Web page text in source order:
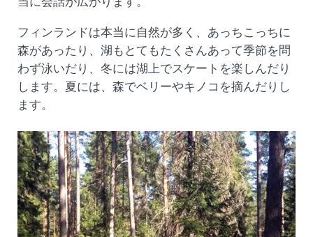
フィンランドは本当に自然が多く、あっちこっちに
森があったり、湖もとてもたくさんあって季節を問
わず泳いだり、冬には湖上でスケートを楽しんだり
します。夏には、森でベリーやキノコを摘んだりし
ます。